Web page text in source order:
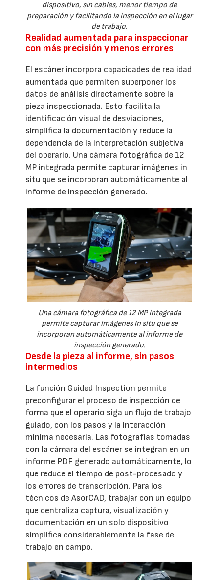
dispositivo, sin cables, menor tiempo de
preparación y facilitando la inspección en el lugar
de trabajo.
Realidad aumentada para inspeccionar
con más precisión y menos errores
El escáner incorpora capacidades de realidad
aumentada que permiten superponer los
datos de análisis directamente sobre la
pieza inspeccionada. Esto facilita la
identificación visual de desviaciones,
simplifica la documentación y reduce la
dependencia de la interpretación subjetiva
del operario. Una cámara fotográfica de 12
MP integrada permite capturar imágenes in
situ que se incorporan automáticamente al
informe de inspección generado.
Una cámara fotográfica de 12 MP integrada
permite capturar imágenes in situ que se
incorporan automáticamente al informe de
inspección generado.
Desde la pieza al informe, sin pasos
intermedios
La función Guided Inspection permite
preconfigurar el proceso de inspección de
forma que el operario siga un flujo de trabajo
guiado, con los pasos y la interacción
mínima necesaria. Las fotografías tomadas
con la cámara del escáner se integran en un
informe PDF generado automáticamente, lo
que reduce el tiempo de post-procesado y
los errores de transcripción. Para los
técnicos de AsorCAD, trabajar con un equipo
que centraliza captura, visualización y
documentación en un solo dispositivo
simplifica considerablemente la fase de
trabajo en campo.